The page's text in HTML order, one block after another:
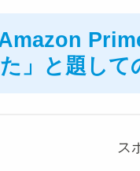
」と題して
ス